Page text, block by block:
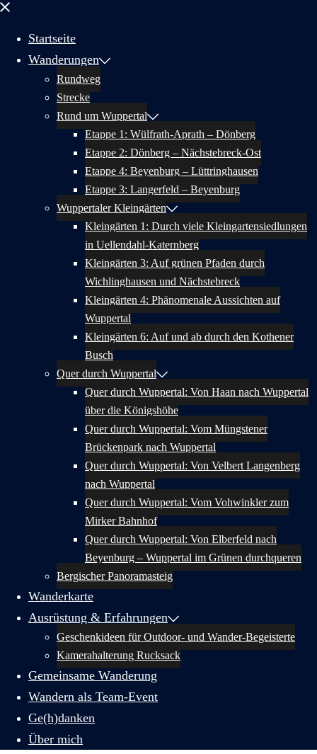
Menü
Startseite
Wanderungen
Rundweg
Strecke
Rund um Wuppertal
Etappe 1: Wülfrath-Aprath – Dönberg
Etappe 2: Dönberg – Nächstebreck-Ost
Etappe 4: Beyenburg – Lüttringhausen
Etappe 3: Langerfeld – Beyenburg
Wuppertaler Kleingärten
Kleingärten 1: Durch viele Kleingartensiedlungen
in Uellendahl-Katernberg
Kleingärten 3: Auf grünen Pfaden durch
Wichlinghausen und Nächstebreck
Kleingärten 4: Phänomenale Aussichten auf
Wuppertal
Kleingärten 6: Auf und ab durch den Kothener
Busch
Quer durch Wuppertal
Quer durch Wuppertal: Von Haan nach Wuppertal
über die Königshöhe
Quer durch Wuppertal: Vom Müngstener
Brückenpark nach Wuppertal
Quer durch Wuppertal: Von Velbert Langenberg
nach Wuppertal
Quer durch Wuppertal: Vom Vohwinkler zum
Mirker Bahnhof
Quer durch Wuppertal: Von Elberfeld nach
Beyenburg – Wuppertal im Grünen durchqueren
Bergischer Panoramasteig
Wanderkarte
Ausrüstung & Erfahrungen
Geschenkideen für Outdoor- und Wander-Begeisterte
Kamerahalterung Rucksack
Gemeinsame Wanderung
Wandern als Team-Event
Ge(h)danken
Über mich